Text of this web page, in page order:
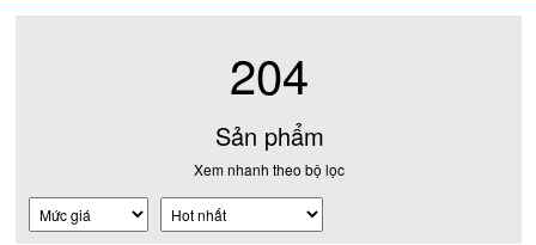
204
Sản phẩm
Xem nhanh theo bộ lọc